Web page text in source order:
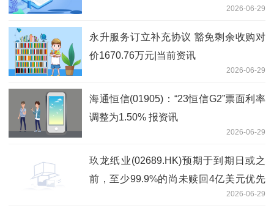
2026-06-29
永升服务订立补充协议 豁免剩余收购对
价1670.76万元|当前资讯
2026-06-29
海通恒信(01905)：“23恒信G2”票面利率
调整为1.50% 报资讯
2026-06-29
玖龙纸业(02689.HK)预期于到期日或之
前，至少99.9%的尚未赎回4亿美元优先
永续资本证券总额将获有效交回-资讯
2026-06-29